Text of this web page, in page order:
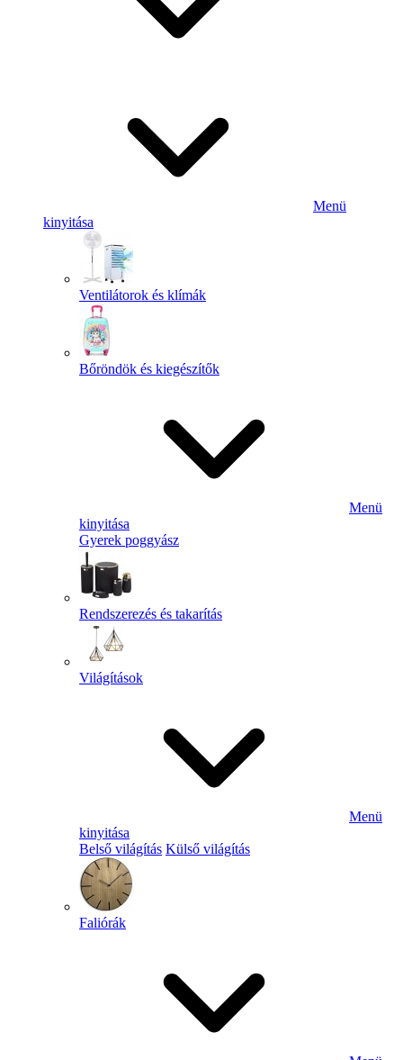
Menü
kinyitása
Ventilátorok és klímák
Bőröndök és kiegészítők
Menü
kinyitása
Gyerek poggyász
Rendszerezés és takarítás
Világítások
Menü
kinyitása
Belső világítás Külső világítás
Faliórák